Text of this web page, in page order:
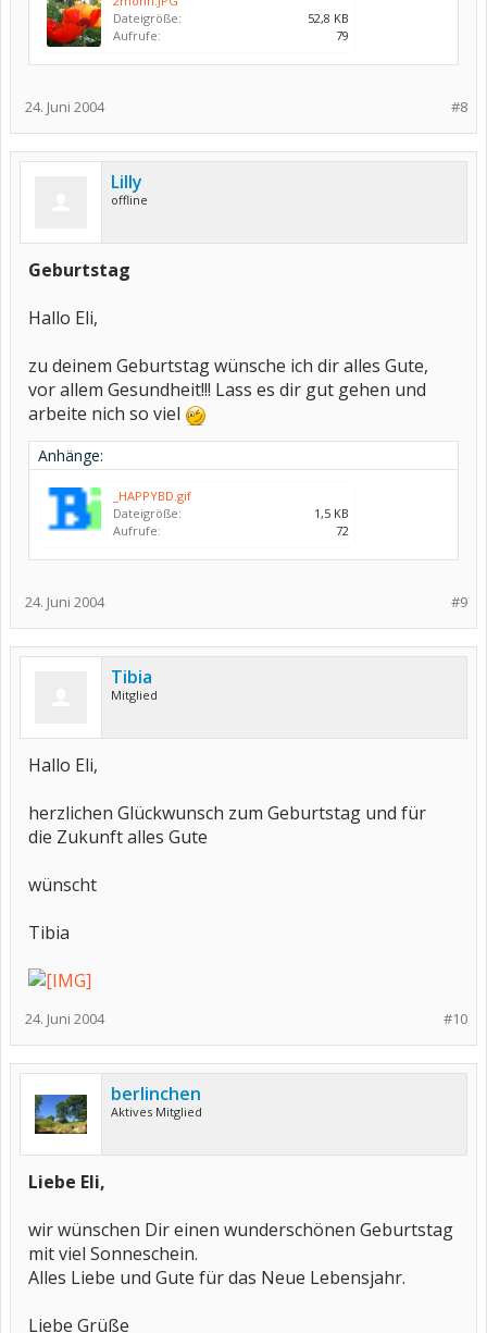
Dateigröße:
52,8 KB
Aufrufe:
79
#8
24. Juni 2004
Lilly
offline
Geburtstag
Hallo Eli,
zu deinem Geburtstag wünsche ich dir alles Gute,
vor allem Gesundheit!!! Lass es dir gut gehen und
arbeite nich so viel
Anhänge:
_HAPPYBD.gif
Dateigröße:
1,5 KB
Aufrufe:
72
#9
24. Juni 2004
Tibia
Mitglied
Hallo Eli,
herzlichen Glückwunsch zum Geburtstag und für
die Zukunft alles Gute
wünscht
Tibia
#10
24. Juni 2004
berlinchen
Aktives Mitglied
Liebe Eli,
wir wünschen Dir einen wunderschönen Geburtstag
mit viel Sonneschein.
Alles Liebe und Gute für das Neue Lebensjahr.
Liebe Grüße